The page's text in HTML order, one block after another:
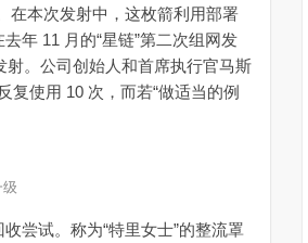
在本次发射中，这枚箭利用部署
年 11 月的“星链”第二次组网发
。公司创始人和首席执行官马斯
复使用 10 次，而若“做适当的例
试。称为“特里女士”的整流罩